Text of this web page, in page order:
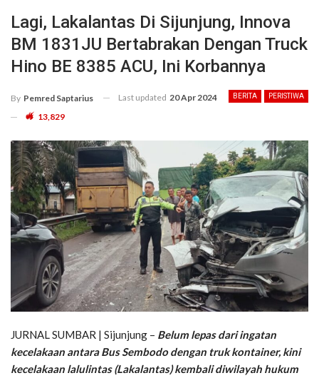
Lagi, Lakalantas Di Sijunjung, Innova
BM 1831JU Bertabrakan Dengan Truck
Hino BE 8385 ACU, Ini Korbannya
BERITA PERISTIWA
By Pemred Saptarius Last updated 20 Apr 2024
13,829
JURNAL SUMBAR | Sijunjung – Belum lepas dari ingatan
kecelakaan antara Bus Sembodo dengan truk kontainer, kini
kecelakaan lalulintas (Lakalantas) kembali diwilayah hukum